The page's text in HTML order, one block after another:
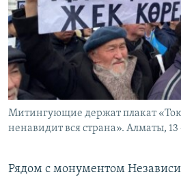
Митингующие держат плакат
ненавидит вся страна». Алматы, 13
Рядом с монументом